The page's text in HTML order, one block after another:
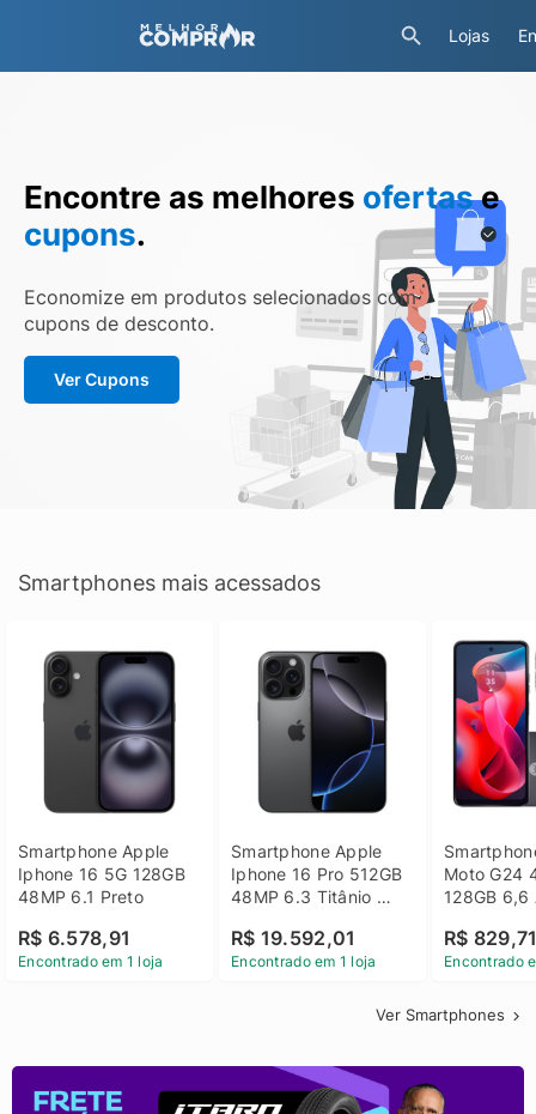
Lojas
Encontre as melhores ofertase
cupons.
Economize em produtos selecionados com
cupons de desconto.
Ver Cupons
Smartphones mais acessados
Smartphone Apple
Iphone 16 5G 128GB
48MP 6.1 Preto
R$ 6.578,91
Encontrado em 1 loja
Smartphone Apple
Iphone 16 Pro 512GB
48MP 6.3 Titânio
R$ 19.592,01
Encontrado em 1 loja
Moto G24
128GB 6,6
R$
Encontrado
Ver Smartphones